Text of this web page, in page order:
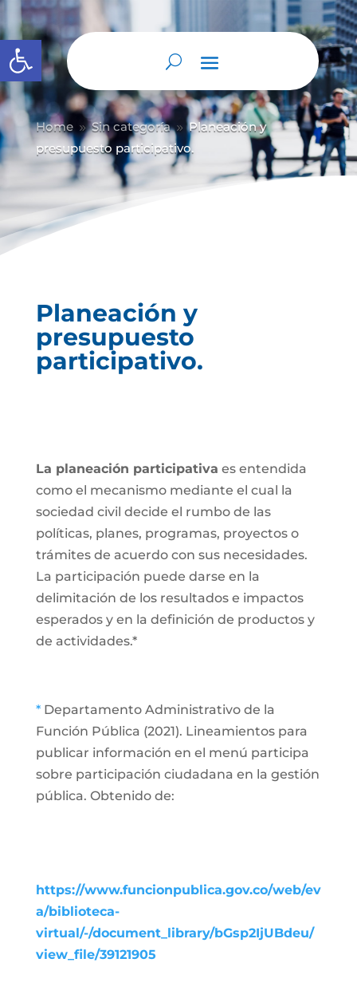
Abrir barra de herramientas
Home 9 Sin categoría 9 Planeación y
presupuesto participativo.
Planeación y
presupuesto
participativo.
La planeación participativa es entendida
como el mecanismo mediante el cual la
sociedad civil decide el rumbo de las
políticas, planes, programas, proyectos o
trámites de acuerdo con sus necesidades.
La participación puede darse en la
delimitación de los resultados e impactos
esperados y en la definición de productos y
de actividades.*
* Departamento Administrativo de la
Función Pública (2021). Lineamientos para
publicar información en el menú participa
sobre participación ciudadana en la gestión
pública. Obtenido de:
https://www.funcionpublica.gov.co/web/ev
a/biblioteca-
virtual/-/document_library/bGsp2IjUBdeu/
view_file/39121905